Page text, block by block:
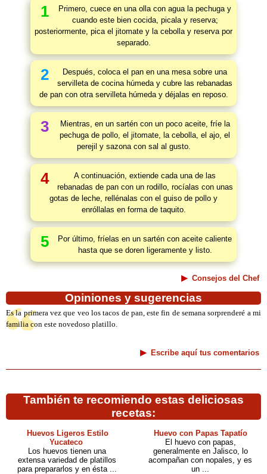
1
Primero, cuece en una olla con agua la pechuga y
cuando este bien cocida, picala y reserva;
posteriormente, pica el jitomate y la cebolla y reserva por
separado.
2
Después, coloca el pan en una mesa sobre una
servilleta de cocina húmeda y cubre las rebanadas
de pan con otra servilleta húmeda y déjalas en reposo.
3
Mientras, en un sartén con un poco aceite, fríe la
pechuga de pollo, el jitomate, la cebolla, el ajo, el
perejil y sazona con sal al gusto.
4
A continuación, extiende cada una de las
rebanadas de pan con un rodillo, rocíalas con unas
gotas de leche, rellénalas con el guiso de pollo y
enróllalas en forma de taquito.
5
Por último, fríelas en un sartén con aceite caliente
hasta que se doren ligeramente y listo.
Consejos del Chef
Opiniones y sugerencias
Es la primera vez que veo los tacos de pan, este fin de semana sorprenderé a mi
familia con este novedoso platillo.
Escribe aquí tus comentarios
También te recomiendo estas deliciosas
recetas:
Huevos Ligeros Estilo
Yucateco
Los huevos tienen una
extensa variedad de platillos
para prepararlos y en ésta ...
Huevo con Papas Tapatío
El huevo con papas,
generalmente en Jalisco, lo
acompañan con nopales, y es
un ...